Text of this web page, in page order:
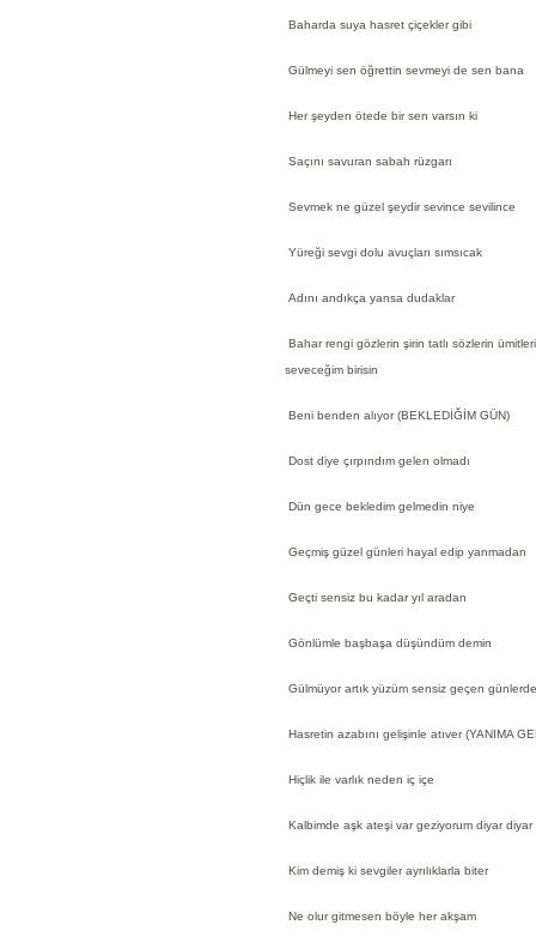
Baharda suya hasret çiçekler gibi
Gülmeyi sen öğrettin sevmeyi de sen bana
Her şeyden ötede bir sen varsın ki
Saçını savuran sabah rüzgarı
Sevmek ne güzel şeydir sevince sevilince
Yüreği sevgi dolu avuçları sımsıcak
Adını andıkça yansa dudaklar
Bahar rengi gözlerin şirin tatlı sözlerin
seveceğim birisin
Beni benden alıyor (BEKLEDİĞİM GÜN)
Dost diye çırpındım gelen olmadı
Dün gece bekledim gelmedin niye
Geçmiş güzel günleri hayal edip yanmadan
Geçti sensiz bu kadar yıl aradan
Gönlümle başbaşa düşündüm demin
Gülmüyor artık yüzüm sensiz geçen günlerde
Hasretin azabını gelişinle atıver (YANIMA
Hiçlik ile varlık neden iç içe
Kalbimde aşk ateşi var geziyorum diyar diyar
Kim demiş ki sevgiler ayrılıklarla biter
Ne olur gitmesen böyle her akşam